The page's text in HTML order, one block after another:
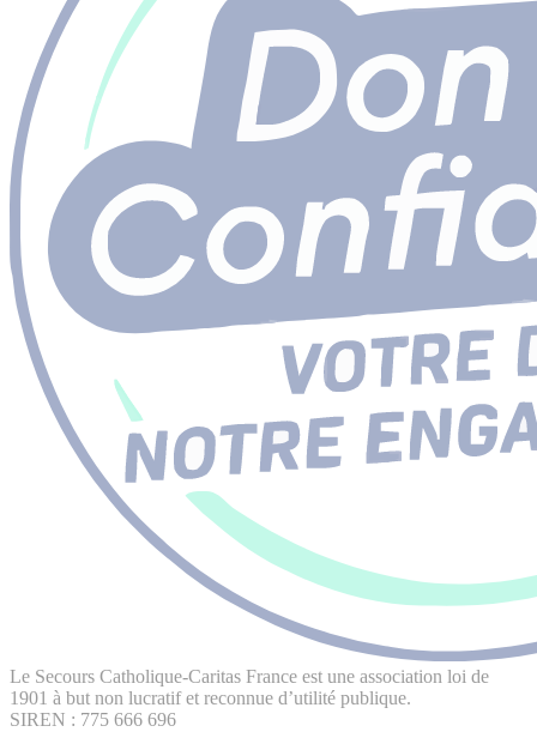
Le Secours Catholique-Caritas France est une association loi de
1901 à but non lucratif et reconnue d’utilité publique.
SIREN : 775 666 696